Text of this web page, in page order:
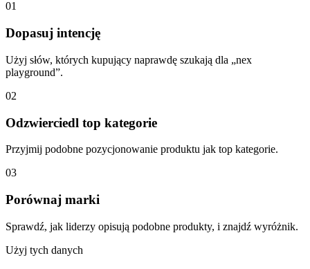
01
Dopasuj intencję
Użyj słów, których kupujący naprawdę szukają dla „nex
playground”.
02
Odzwierciedl top kategorie
Przyjmij podobne pozycjonowanie produktu jak top kategorie.
03
Porównaj marki
Sprawdź, jak liderzy opisują podobne produkty, i znajdź wyróżnik.
Użyj tych danych